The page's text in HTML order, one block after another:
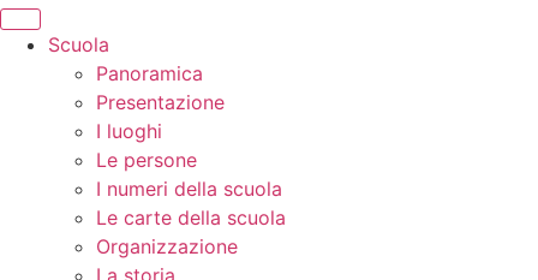
Scuola
Panoramica
Presentazione
I luoghi
Le persone
I numeri della scuola
Le carte della scuola
Organizzazione